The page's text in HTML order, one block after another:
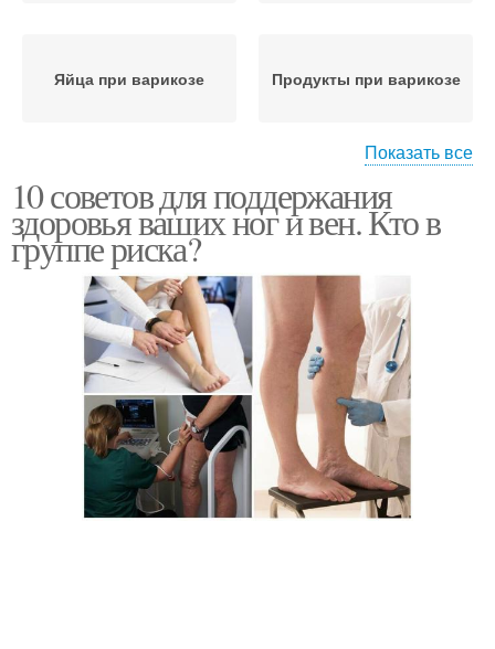
Яйца при варикозе Продукты при варикозе
Диеты при варикозе Меню на неделю
Показать все
10 советов для поддержания
здоровья ваших ног и вен. Кто в
группе риска?